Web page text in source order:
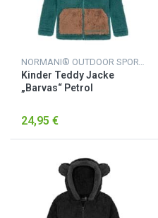
NORMANI® OUTDOOR SPORTS
Kinder Teddy Jacke
„Barvas“ Petrol
24,95 €